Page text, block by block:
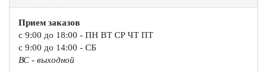
Прием заказов
с 9:00 до 18:00 - ПН ВТ СР ЧТ ПТ
с 9:00 до 14:00 - СБ
ВС - выходной